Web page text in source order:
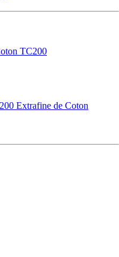
TC200
Extrafine de Coton